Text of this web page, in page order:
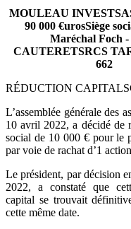
MOULEAU
90 000 €urosSiège
Maréchal Foch -
CAUTERETSRCS
662
RÉDUCTION
L’assemblée générale des
10 avril 2022, a décidé de
social de 10 000 € pour le
par voie de rachat d’1
Le président, par décision
2022, a constaté que
capital se trouvait
cette même date.